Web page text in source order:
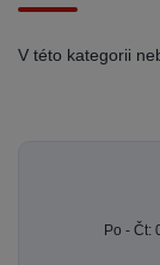
V této kategorii
Po - Čt: